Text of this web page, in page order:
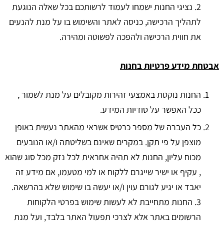
2. נציגי החנות ישמחו לעמוד לרשותכם בכל שאלה הנוגעת
לתהליך הרכישה, כניסה לאתר והשימוש בו על מנת להנעים
את חווית הרכישה ולהפכה לפשוטה ומהירה.
אבטחת מידע פרטיות בחנות
החנות נוקטת באמצעי זהירות מקובלים על מנת לשמור ,
ככל האפשר על סודיות המידע.
כל העברה של מספר כרטיס אשראי מהאתר נעשית באופן
מוצפן על פי תקן. במקרים שאינם בשליטתה ו/או הנובעים
מכוח עליון, החנות לא תהיה אחראית לכל נזק מכל סוג שהוא
, עקיף או ישיר שייגרם ללקוח או למי מטעמו, אם מידע זה
יאבד או יגיע לגורם עוין ו/או יעשה בו שימוש שלא בהרשאה.
3. החנות מתחייבת לא לעשות שימוש בפרטי הלקוחות
הרשומים באתר אלא לצרכי תפעול האתר בלבד, ועל מנת